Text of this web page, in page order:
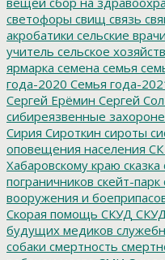
светофоры свищ связь
акробатики сельские врачи
учитель сельское
ярмарка семена семья
года-2020 Семья года-
Сергей Ерёмин Сергей
сибиреязвенные
Сирия Сироткин сироты
оповещения населения СК
Хабаровскому краю сказка
пограничников скейт-парк
вооружения и
Скорая помощь СКУД
будущих медиков
собаки смертность